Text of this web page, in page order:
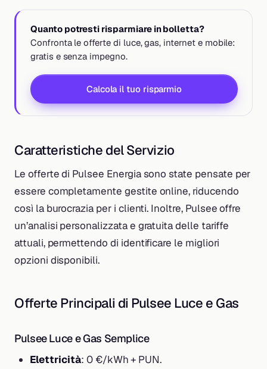
Quanto potresti risparmiare in bolletta?
Confronta le offerte di luce, gas, internet e mobile:
gratis e senza impegno.
Calcola il tuo risparmio
Caratteristiche del Servizio
Le offerte di Pulsee Energia sono state pensate per
essere completamente gestite online, riducendo
così la burocrazia per i clienti. Inoltre, Pulsee offre
un’analisi personalizzata e gratuita delle tariffe
attuali, permettendo di identificare le migliori
opzioni disponibili.
Offerte Principali di Pulsee Luce e Gas
Pulsee Luce e Gas Semplice
Elettricità: 0 €/kWh + PUN.